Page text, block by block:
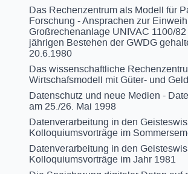
Das Rechenzentrum als Modell für
Forschung - Ansprachen zur
Großrechenanlage UNIVAC 1100/
jährigen Bestehen der GWDG
20.6.1980
Das wissenschaftliche
Wirtschafsmodell mit Güter- und
Datenschutz und neue Medien -
am 25./26. Mai 1998
Datenverarbeitung in den
Kolloquiumsvorträge im
Datenverarbeitung in den
Kolloquiumsvorträge im Jahr 1981